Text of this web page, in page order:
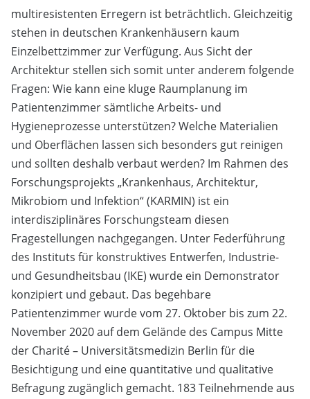
multiresistenten Erregern ist beträchtlich. Gleichzeitig
stehen in deutschen Krankenhäusern kaum
Einzelbettzimmer zur Verfügung. Aus Sicht der
Architektur stellen sich somit unter anderem folgende
Fragen: Wie kann eine kluge Raumplanung im
Patientenzimmer sämtliche Arbeits- und
Hygieneprozesse unterstützen? Welche Materialien
und Oberflächen lassen sich besonders gut reinigen
und sollten deshalb verbaut werden? Im Rahmen des
Forschungsprojekts „Krankenhaus, Architektur,
Mikrobiom und Infektion“ (KARMIN) ist ein
interdisziplinäres Forschungsteam diesen
Fragestellungen nachgegangen. Unter Federführung
des Instituts für konstruktives Entwerfen, Industrie-
und Gesundheitsbau (IKE) wurde ein Demonstrator
konzipiert und gebaut. Das begehbare
Patientenzimmer wurde vom 27. Oktober bis zum 22.
November 2020 auf dem Gelände des Campus Mitte
der Charité – Universitätsmedizin Berlin für die
Besichtigung und eine quantitative und qualitative
Befragung zugänglich gemacht. 183 Teilnehmende aus